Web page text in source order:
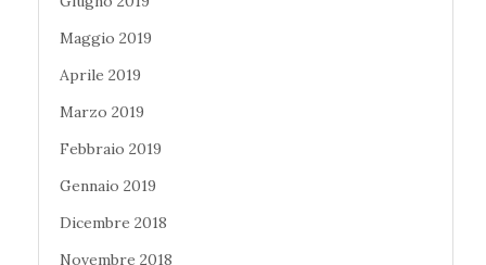
Maggio 2019
Aprile 2019
Marzo 2019
Febbraio 2019
Gennaio 2019
Dicembre 2018
Novembre 2018